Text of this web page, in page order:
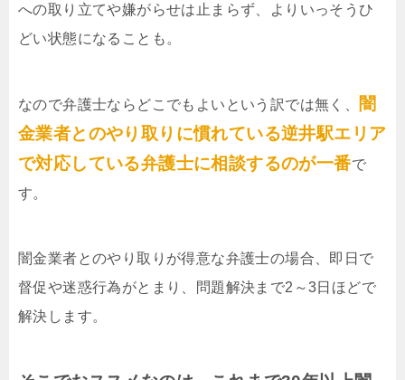
への取り立てや嫌がらせは止まらず、よりいっそうひ
どい状態になることも。
なので弁護士ならどこでもよいという訳では無く、
闇
金業者とのやり取りに慣れている逆井駅エリア
で対応している弁護士に相談するのが一番で
す。
闇金業者とのやり取りが得意な弁護士の場合、即日で
督促や迷惑行為がとまり、問題解決まで2～3日ほどで
解決します。